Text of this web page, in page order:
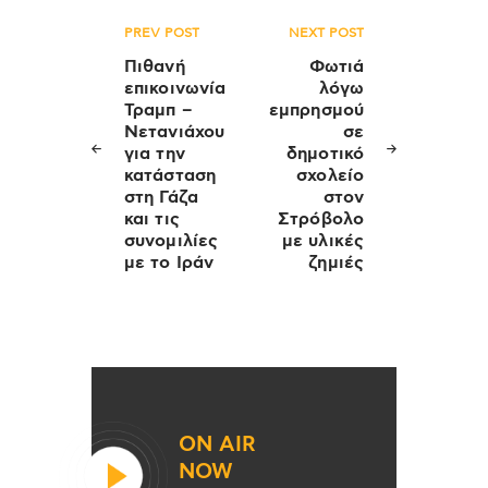
Πλοήγηση
άρθρων
PREV POST
Πιθανή
επικοινωνία
Τραμπ –
Nετανιάχου
για την
κατάσταση
στη Γάζα
και τις
συνομιλίες
με το Ιράν
NEXT POST
Φωτιά
λόγω
εμπρησμού
σε
δημοτικό
σχολείο
στον
Στρόβολο
με υλικές
ζημιές
ON AIR
NOW